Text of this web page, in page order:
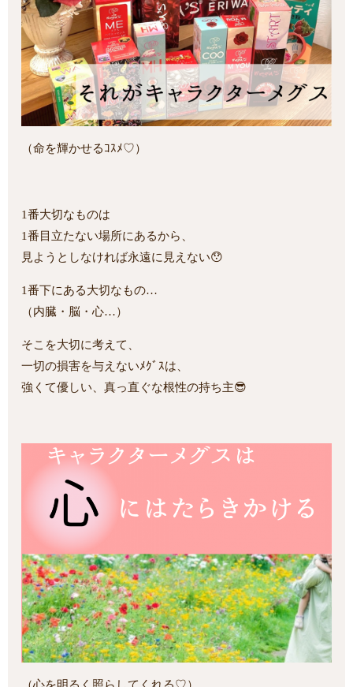
（命を輝かせるｺｽﾒ♡）
1番大切なものは
1番目立たない場所にあるから、
見ようとしなければ永遠に見えない😯
1番下にある大切なもの…
（内臓・脳・心…）
そこを大切に考えて、
一切の損害を与えないﾒｸﾞｽは、
強くて優しい、真っ直ぐな根性の持ち主😎
（心を明るく照らしてくれる♡）